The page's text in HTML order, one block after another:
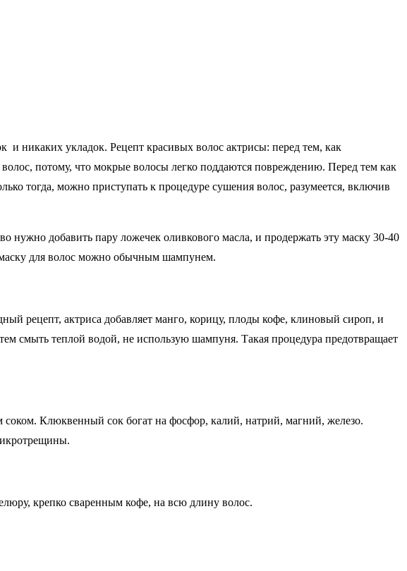
никаких укладок. Рецепт красивых волос актрисы: перед тем, как
потому, что мокрые волосы легко поддаются повреждению. Перед тем как
тогда, можно приступать к процедуре сушения волос, разумеется, включив
добавить пару ложечек оливкового масла, и продержать эту маску 30-40
для волос можно обычным шампунем.
рецепт, актриса добавляет манго, корицу, плоды кофе, клиновый сироп, и
смыть теплой водой, не использую шампуня. Такая процедура предотвращает
Клюквенный сок богат на фосфор, калий, натрий, магний, железо.
крепко сваренным кофе, на всю длину волос.